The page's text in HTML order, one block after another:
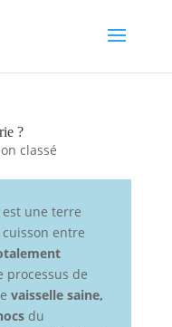
?
classé
est une terre
cuisson entre
processus de
vaisselle saine,
du